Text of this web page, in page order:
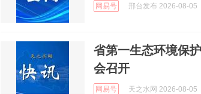
网易号 邢台发布 2026-08-05
省第一生态环境保
会召开
网易号 天之水网 2026-08-05